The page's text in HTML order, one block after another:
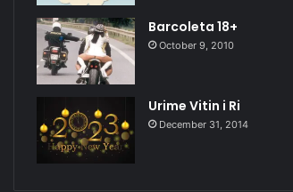
Barcoleta 18+
October 9, 2010
Urime Vitin i Ri
December 31, 2014